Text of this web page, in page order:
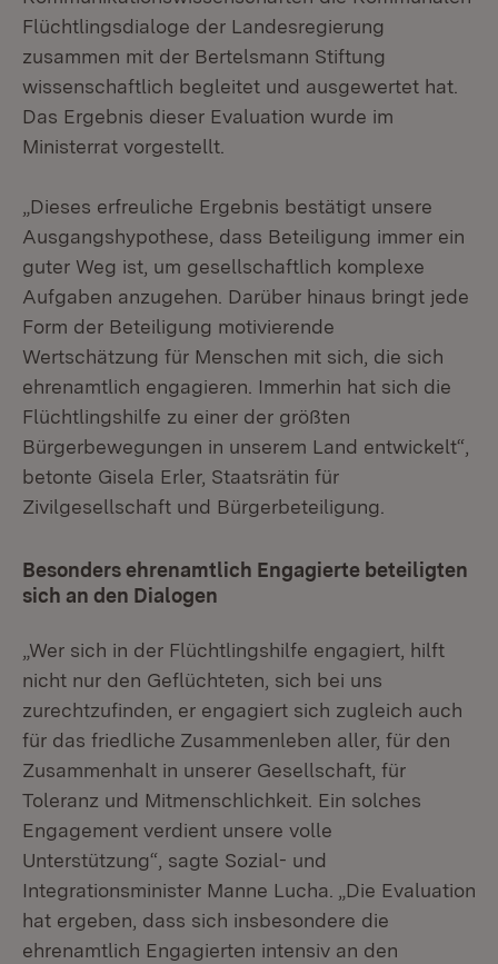
Flüchtlingsdialoge der Landesregierung
zusammen mit der Bertelsmann Stiftung
wissenschaftlich begleitet und ausgewertet hat.
Das Ergebnis dieser Evaluation wurde im
Ministerrat vorgestellt.
„Dieses erfreuliche Ergebnis bestätigt unsere
Ausgangshypothese, dass Beteiligung immer ein
guter Weg ist, um gesellschaftlich komplexe
Aufgaben anzugehen. Darüber hinaus bringt jede
Form der Beteiligung motivierende
Wertschätzung für Menschen mit sich, die sich
ehrenamtlich engagieren. Immerhin hat sich die
Flüchtlingshilfe zu einer der größten
Bürgerbewegungen in unserem Land entwickelt“,
betonte Gisela Erler, Staatsrätin für
Zivilgesellschaft und Bürgerbeteiligung.
Besonders ehrenamtlich Engagierte beteiligten
sich an den Dialogen
„Wer sich in der Flüchtlingshilfe engagiert, hilft
nicht nur den Geflüchteten, sich bei uns
zurechtzufinden, er engagiert sich zugleich auch
für das friedliche Zusammenleben aller, für den
Zusammenhalt in unserer Gesellschaft, für
Toleranz und Mitmenschlichkeit. Ein solches
Engagement verdient unsere volle
Unterstützung“, sagte Sozial- und
Integrationsminister Manne Lucha. „Die Evaluation
hat ergeben, dass sich insbesondere die
ehrenamtlich Engagierten intensiv an den